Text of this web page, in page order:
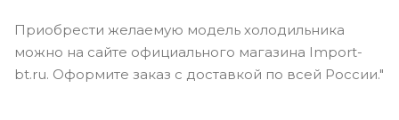
Приобрести желаемую модель холодильника
можно на сайте официального магазина Import-
bt.ru. Оформите заказ с доставкой по всей России."